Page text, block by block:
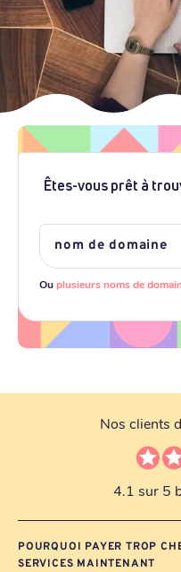
Êtes-vous prêt à
Ouplusieurs noms de
Nos clients
4.1 sur 5
POURQUOI PAYER TROP
SERVICES MAINTENANT